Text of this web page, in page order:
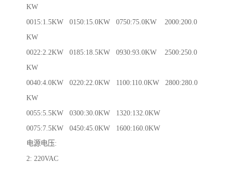
KW
0015:1.5KW 0150:15.0KW 0750:75.0KW 2000:200.0
KW
0022:2.2KW 0185:18.5KW 0930:93.0KW 2500:250.0
KW
0040:4.0KW 0220:22.0KW 1100:110.0KW 2800:280.0
KW
0055:5.5KW 0300:30.0KW 1320:132.0KW
0075:7.5KW 0450:45.0KW 1600:160.0KW
电源电压:
2: 220VAC